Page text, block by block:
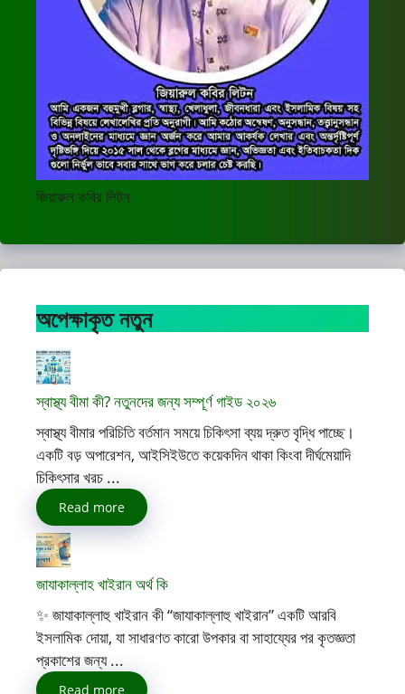
জিয়ারুল কবির লিটন
অপেক্ষাকৃত নতুন
স্বাস্থ্য বীমা কী? নতুনদের জন্য সম্পূর্ণ গাইড ২০২৬
স্বাস্থ্য বীমার পরিচিতি বর্তমান সময়ে চিকিৎসা ব্যয় দ্রুত বৃদ্ধি পাচ্ছে।
একটি বড় অপারেশন, আইসিইউতে কয়েকদিন থাকা কিংবা দীর্ঘমেয়াদি
চিকিৎসার খরচ ...
Read more
জাযাকাল্লাহ খাইরান অর্থ কি
✨ জাযাকাল্লাহু খাইরান কী “জাযাকাল্লাহু খাইরান” একটি আরবি
ইসলামিক দোয়া, যা সাধারণত কারো উপকার বা সাহায্যের পর কৃতজ্ঞতা
প্রকাশের জন্য ...
Read more